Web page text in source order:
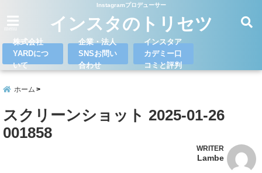
Instagramプロデューサー
インスタのトリセツ
株式会社
YARDにつ
いて
企業・法人
SNSお問い
合わせ
インスタア
カデミー口
コミと評判
ホーム
スクリーンショット 2025-01-26
001858
WRITER
Lambe